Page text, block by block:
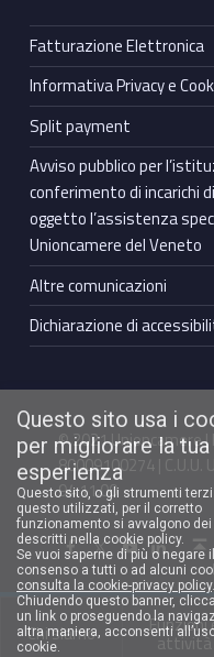
Chi siamo Funzioni
attività
Fatturazione Elettronica
Informativa Privacy e
Split payment
Avviso pubblico per
conferimento di incarichi
oggetto l’assistenza
Unioncamere del Veneto
Altre comunicazioni
Dichiarazione di
© 2021 Unioncamere |
80009100274 | C.U.U.
94.11.00
Facebook Unioncamere VenetoTwitter Unioncamere VenetoYoutube Unioncamere VenetoLinkedin Unioncamere Veneto
Questo sito usa i
per migliorare la tua
esperienza
Questo sito, o gli strumenti terzi
questo utilizzati, per il corretto
funzionamento si avvalgono
descritti nella cookie policy.
Se vuoi saperne di più o negare il
consenso a tutti o ad alcuni
consulta la cookie-privacy policy.
Chiudendo questo banner,
un link o proseguendo la
altra maniera, acconsenti
cookie.